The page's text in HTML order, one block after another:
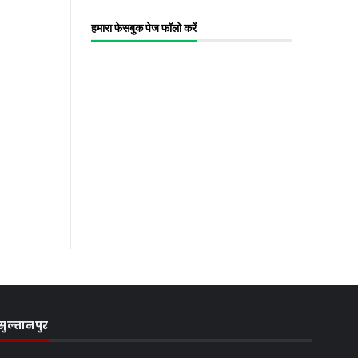
हमारा फेसबुक पेज फॉलो करें